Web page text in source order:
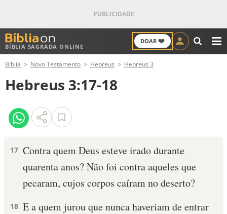
BÍBLIA SAGRADA ONLINE
DOAR ❤️
ANTIGO TESTAMENTO
NOVO TESTAMENTO
VERSÍCULOS
PALAVRA DO DIA
Bíblia Novo Testamento Hebreus Hebreus 3
Hebreus 3:17-18
17 Contra quem Deus esteve irado durante
quarenta anos? Não foi contra aqueles que
pecaram, cujos corpos caíram no deserto?
18 E a quem jurou que nunca haveriam de entrar